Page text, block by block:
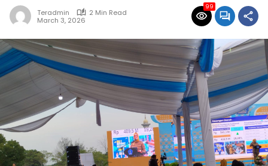
Teradmin
2 Min Read
March 3, 2026
99